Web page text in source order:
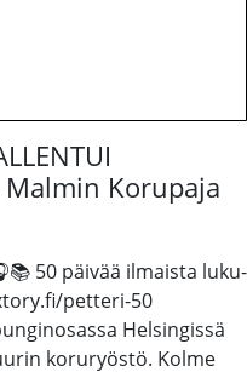
Malmin Korupaja
50 päivää ilmaista luku-
petteri-50
Helsingissä
koruryöstö. Kolme